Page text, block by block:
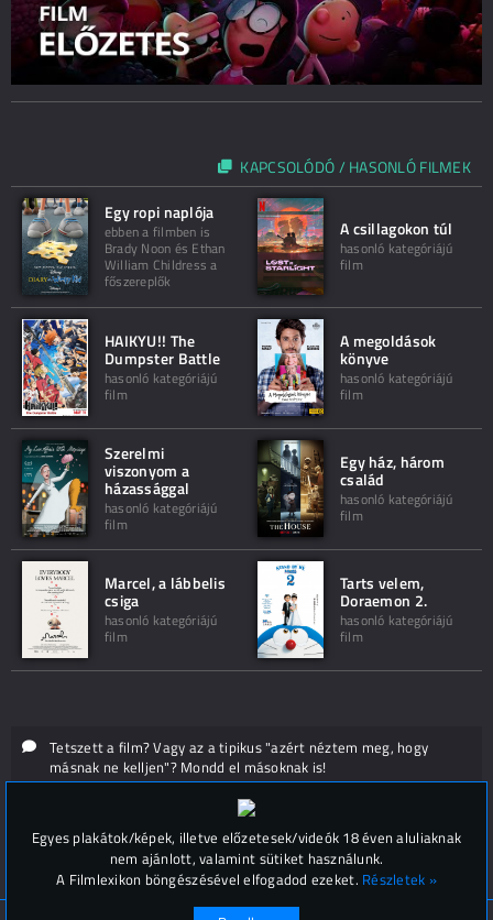
KAPCSOLÓDÓ / HASONLÓ FILMEK
Egy ropi naplója
ebben a filmben is
Brady Noon és Ethan
William Childress a
főszereplők
A csillagokon túl
hasonló kategóriájú
film
HAIKYU!! The
Dumpster Battle
hasonló kategóriájú
film
A megoldások
könyve
hasonló kategóriájú
film
Szerelmi
viszonyom a
házassággal
hasonló kategóriájú
film
Egy ház, három
család
hasonló kategóriájú
film
Marcel, a lábbelis
csiga
hasonló kategóriájú
film
Tarts velem,
Doraemon 2.
hasonló kategóriájú
film
Tetszett a film? Vagy az a tipikus "azért néztem meg, hogy
másnak ne kelljen"? Mondd el másoknak is!
Hozzászólások (
Egyes plakátok/képek, illetve előzetesek/videók 18 éven aluliaknak
nem ajánlott, valamint sütiket használunk.
A Filmlexikon böngészésével elfogadod ezeket. Részletek »